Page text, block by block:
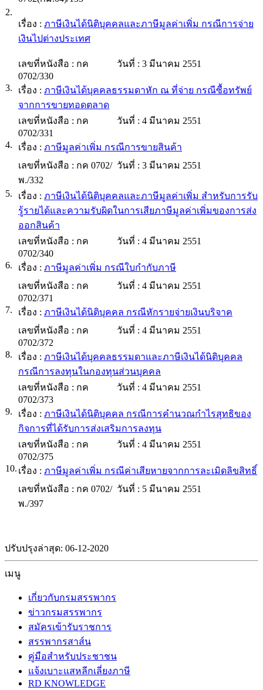
2.
เรื่อง : ภาษีเงินได้นิติบุคคลและภาษีมูลค่าเพิ่ม กรณีการจ่าย
เงินไปต่างประเทศ
เลขที่หนังสือ : กค
0702/330
วันที่ : 3 มีนาคม 2551
3. เรื่อง : ภาษีเงินได้บุคคลธรรมดาหัก ณ ที่จ่าย กรณีซื้อทรัพย์
จากการขายทอดตลาด
เลขที่หนังสือ : กค
0702/331
วันที่ : 4 มีนาคม 2551
4. เรื่อง : ภาษีมูลค่าเพิ่ม กรณีการขายสินค้า
เลขที่หนังสือ : กค 0702/
พ./332
วันที่ : 3 มีนาคม 2551
5. เรื่อง : ภาษีเงินได้นิติบุคคลและภาษีมูลค่าเพิ่ม สำหรับการรับ
รู้รายได้และความรับผิดในการเสียภาษีมูลค่าเพิ่มของการส่ง
ออกสินค้า
เลขที่หนังสือ : กค
0702/340
วันที่ : 4 มีนาคม 2551
6. เรื่อง : ภาษีมูลค่าเพิ่ม กรณีใบกำกับภาษี
เลขที่หนังสือ : กค
0702/371
วันที่ : 4 มีนาคม 2551
7. เรื่อง : ภาษีเงินได้นิติบุคคล กรณีหักรายจ่ายเงินบริจาค
เลขที่หนังสือ : กค
0702/372
วันที่ : 4 มีนาคม 2551
8. เรื่อง : ภาษีเงินได้บุคคลธรรมดาและภาษีเงินได้นิติบุคคล
กรณีการลงทุนในกองทุนส่วนบุคคล
เลขที่หนังสือ : กค
0702/373
วันที่ : 4 มีนาคม 2551
9. เรื่อง : ภาษีเงินได้นิติบุคคล กรณีการคำนวณกำไรสุทธิของ
กิจการที่ได้รับการส่งเสริมการลงทุน
เลขที่หนังสือ : กค
0702/375
วันที่ : 4 มีนาคม 2551
10. เรื่อง : ภาษีมูลค่าเพิ่ม กรณีค่าเสียหายจากการละเมิดลิขสิทธิ์
เลขที่หนังสือ : กค 0702/
พ./397
วันที่ : 5 มีนาคม 2551
ปรับปรุงล่าสุด: 06-12-2020
เมนู
เกี่ยวกับกรมสรรพากร
ข่าวกรมสรรพากร
สมัครเข้ารับราชการ
สรรพากรสาส์น
คู่มือสำหรับประชาชน
แจ้งเบาะแสหลีกเลี่ยงภาษี
RD KNOWLEDGE